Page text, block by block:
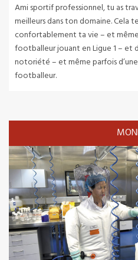
Ami sportif professionnel, tu as
meilleurs dans ton domaine. Cela
confortablement ta vie – et
footballeur jouant en Ligue 1 – et
notoriété – et même parfois
footballeur.